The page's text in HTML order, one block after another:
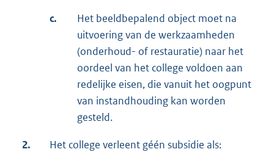
c.
Het beeldbepalend object moet na
uitvoering van de werkzaamheden
(onderhoud- of restauratie) naar het
oordeel van het college voldoen aan
redelijke eisen, die vanuit het oogpunt
van instandhouding kan worden
gesteld.
2. Het college verleent géén subsidie als: